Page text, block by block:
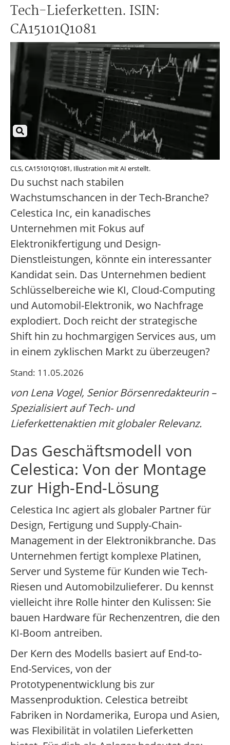
Tech-Lieferketten. ISIN:
CA15101Q1081
CLS, CA15101Q1081, Illustration mit AI erstellt.
Du suchst nach stabilen
Wachstumschancen in der Tech-Branche?
Celestica Inc, ein kanadisches
Unternehmen mit Fokus auf
Elektronikfertigung und Design-
Dienstleistungen, könnte ein interessanter
Kandidat sein. Das Unternehmen bedient
Schlüsselbereiche wie KI, Cloud-Computing
und Automobil-Elektronik, wo Nachfrage
explodiert. Doch reicht der strategische
Shift hin zu hochmargigen Services aus, um
in einem zyklischen Markt zu überzeugen?
Stand: 11.05.2026
von Lena Vogel, Senior Börsenredakteurin –
Spezialisiert auf Tech- und
Lieferkettenaktien mit globaler Relevanz.
Das Geschäftsmodell von
Celestica: Von der Montage
zur High-End-Lösung
Celestica Inc agiert als globaler Partner für
Design, Fertigung und Supply-Chain-
Management in der Elektronikbranche. Das
Unternehmen fertigt komplexe Platinen,
Server und Systeme für Kunden wie Tech-
Riesen und Automobilzulieferer. Du kennst
vielleicht ihre Rolle hinter den Kulissen: Sie
bauen Hardware für Rechenzentren, die den
KI-Boom antreiben.
Der Kern des Modells basiert auf End-to-
End-Services, von der
Prototypenentwicklung bis zur
Massenproduktion. Celestica betreibt
Fabriken in Nordamerika, Europa und Asien,
was Flexibilität in volatilen Lieferketten